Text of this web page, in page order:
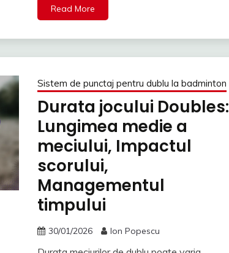
Read More
Sistem de punctaj pentru dublu la badminton
Durata jocului Doubles:
Lungimea medie a
meciului, Impactul
scorului,
Managementul
timpului
30/01/2026 Ion Popescu